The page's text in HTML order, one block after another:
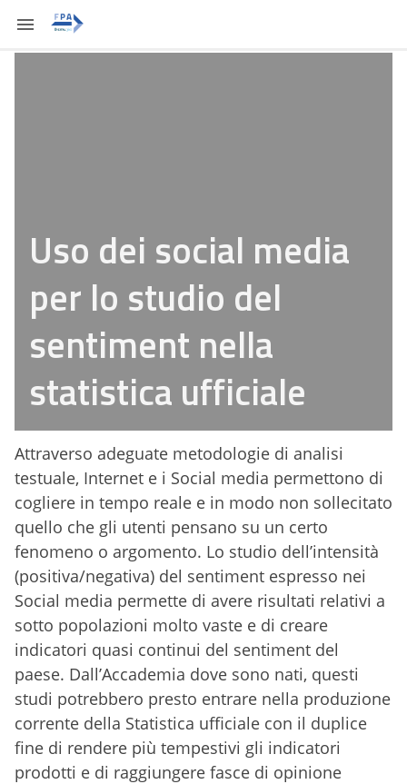
Uso dei social media
per lo studio del
sentiment nella
statistica ufficiale
Attraverso adeguate metodologie di analisi
testuale, Internet e i Social media permettono di
cogliere in tempo reale e in modo non sollecitato
quello che gli utenti pensano su un certo
fenomeno o argomento. Lo studio dell’intensità
(positiva/negativa) del sentiment espresso nei
Social media permette di avere risultati relativi a
sotto popolazioni molto vaste e di creare
indicatori quasi continui del sentiment del
paese. Dall’Accademia dove sono nati, questi
studi potrebbero presto entrare nella produzione
corrente della Statistica ufficiale con il duplice
fine di rendere più tempestivi gli indicatori
prodotti e di raggiungere fasce di opinione